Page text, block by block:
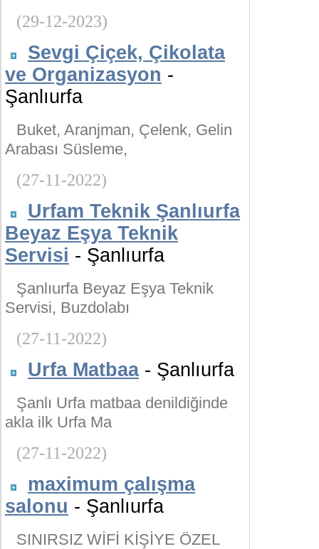
(29-12-2023)
Sevgi Çiçek, Çikolata
ve Organizasyon -
Şanlıurfa
Buket, Aranjman, Çelenk, Gelin
Arabası Süsleme,
(27-11-2022)
Urfam Teknik Şanlıurfa
Beyaz Eşya Teknik
Servisi - Şanlıurfa
Şanlıurfa Beyaz Eşya Teknik
Servisi, Buzdolabı
(27-11-2022)
Urfa Matbaa- Şanlıurfa
Şanlı Urfa matbaa denildiğinde
akla ilk Urfa Ma
(27-11-2022)
maximum çalışma
salonu - Şanlıurfa
SINIRSIZ WİFİ KİŞİYE ÖZEL